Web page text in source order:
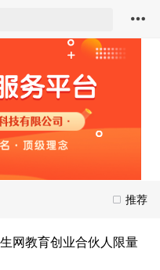
推荐
网教育创业合伙人限量